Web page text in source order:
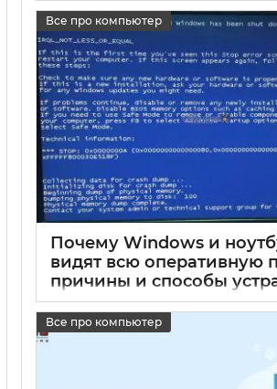
Все про компьютер
Почему Windows и
видят всю оперативную
причины и способы
проблем с памятью на
и Windows 10
Все про компьютер